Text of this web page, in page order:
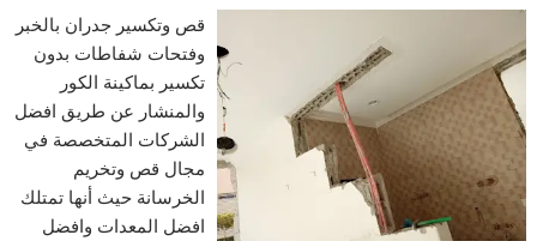
قص وتكسير جدران بالخبر
وفتحات شفاطات بدون
تكسير بماكينة الكور
والمنشار عن طريق افضل
الشركات المتخصصة في
مجال قص وتخريم
الخرسانة حيث أنها تمتلك
افضل المعدات وافضل